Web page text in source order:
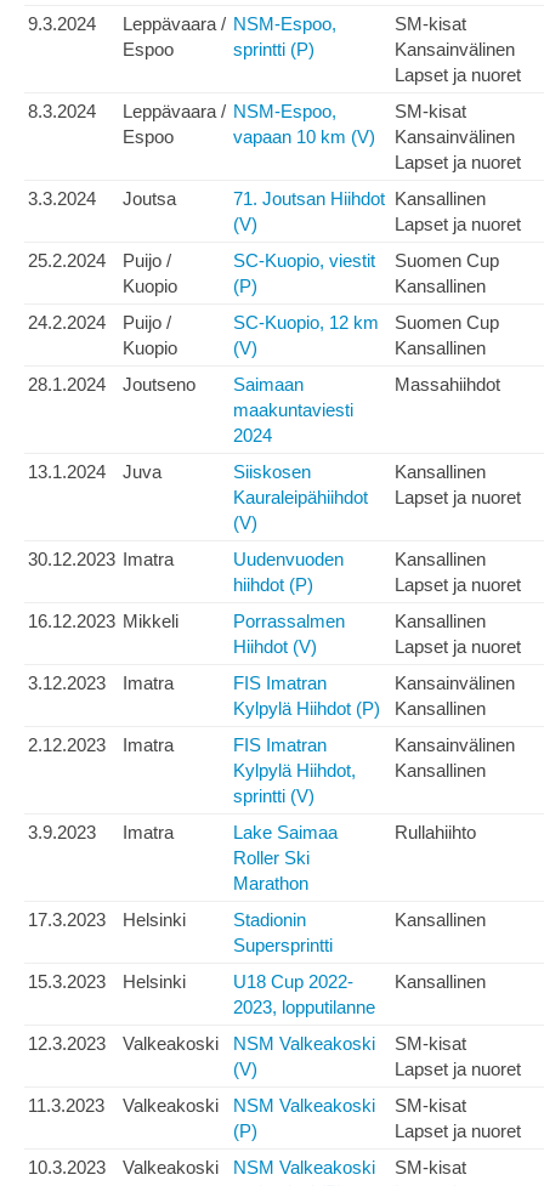
9.3.2024
Leppävaara /
Espoo
NSM-Espoo,
sprintti (P)
SM-kisat
Kansainvälinen
Lapset ja nuoret
8.3.2024
Leppävaara /
Espoo
NSM-Espoo,
vapaan 10 km (V)
SM-kisat
Kansainvälinen
Lapset ja nuoret
3.3.2024
Joutsa
71. Joutsan Hiihdot
(V)
Kansallinen
Lapset ja nuoret
25.2.2024
Puijo /
Kuopio
SC-Kuopio, viestit
(P)
Suomen Cup
Kansallinen
24.2.2024
Puijo /
Kuopio
SC-Kuopio, 12 km
(V)
Suomen Cup
Kansallinen
28.1.2024
Joutseno
Saimaan
maakuntaviesti
2024
Massahiihdot
13.1.2024 Juva
Siiskosen
Kauraleipähiihdot
(V)
Kansallinen
Lapset ja nuoret
30.12.2023 Imatra
Uudenvuoden
hiihdot (P)
Kansallinen
Lapset ja nuoret
16.12.2023 Mikkeli
Porrassalmen
Hiihdot (V)
Kansallinen
Lapset ja nuoret
3.12.2023
Imatra
FIS Imatran
Kylpylä Hiihdot (P)
Kansainvälinen
Kansallinen
2.12.2023
Imatra
FIS Imatran
Kylpylä Hiihdot,
sprintti (V)
Kansainvälinen
Kansallinen
3.9.2023 Imatra
Lake Saimaa
Roller Ski
Marathon
Rullahiihto
17.3.2023 Helsinki
Stadionin
Supersprintti
Kansallinen
15.3.2023 Helsinki
U18 Cup 2022-
2023, lopputilanne
Kansallinen
12.3.2023 Valkeakoski
NSM Valkeakoski
(V)
SM-kisat
Lapset ja nuoret
11.3.2023
Valkeakoski
NSM Valkeakoski
(P)
SM-kisat
Lapset ja nuoret
10.3.2023
Valkeakoski
NSM Valkeakoski
SM-kisat